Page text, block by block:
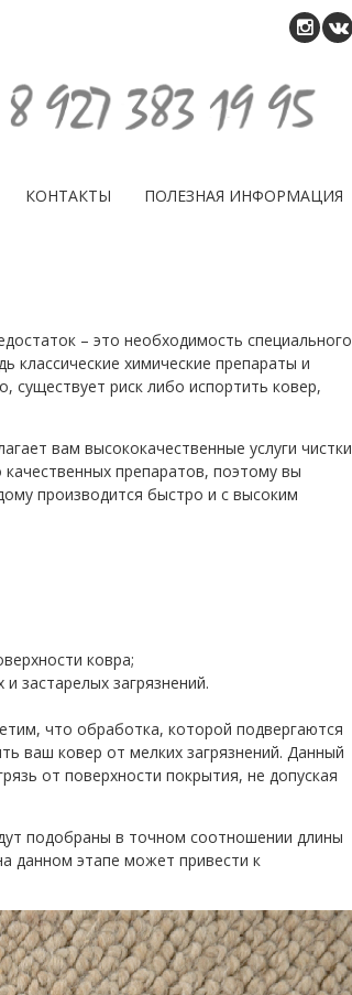
КОНТАКТЫ ПОЛЕЗНАЯ ИНФОРМАЦИЯ
– это необходимость специального
классические химические препараты и
риск либо испортить ковер,
вам высококачественные услуги чистки
препаратов, поэтому вы
производится быстро и с высоким
ковра;
застарелых загрязнений.
что обработка, которой подвергаются
ваш ковер от мелких загрязнений. Данный
от поверхности покрытия, не допуская
подобраны в точном соотношении длины
данном этапе может привести к